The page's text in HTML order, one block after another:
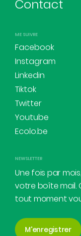
Contact
ME SUIVRE
Facebook
Instagram
Linkedin
Tiktok
Twitter
Youtube
Ecolo.be
NEWSLETTER
Une fois par
votre boîte mail.
tout moment
M'enregistrer